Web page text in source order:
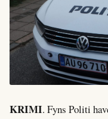
KRIMI. Fyns Politi